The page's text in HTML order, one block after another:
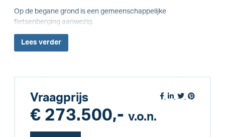
Op de begane grond is een gemeenschappelijke
fietsenberging aanwezig.
Lees verder
Vraagprijs
€ 273.500,- v.o.n.